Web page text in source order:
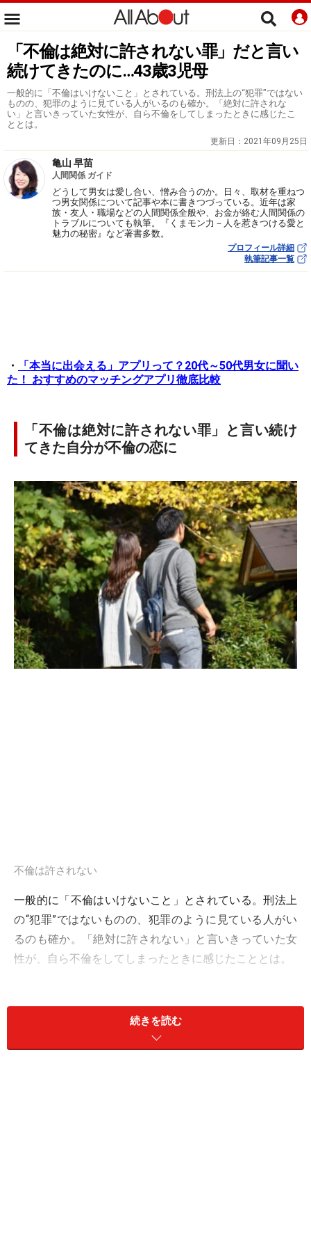
「不倫は絶対に許されない罪」だと言い
続けてきたのに…43歳3児母
一般的に「不倫はいけないこと」とされている。刑法上の“犯罪”ではない
ものの、犯罪のように見ている人がいるのも確か。「絶対に許されな
い」と言いきっていた女性が、自ら不倫をしてしまったときに感じたこ
ととは。
更新日： 2021年09月25日
亀山 早苗
人間関係 ガイド
どうして男女は愛し合い、憎み合うのか。日々、取材を重ねつ
つ男女関係について記事や本に書きつづっている。近年は家
族・友人・職場などの人間関係全般や、お金が絡む人間関係の
トラブルについても執筆。『くまモン力－人を惹きつける愛と
魅力の秘密』など著書多数。
プロフィール詳細
執筆記事一覧
・
「本当に出会える」アプリって？20代～50代男女に聞い
た！ おすすめのマッチングアプリ徹底比較
「不倫は絶対に許されない罪」と言い続け
てきた自分が不倫の恋に
不倫は許されない
一般的に「不倫はいけないこと」とされている。刑法上
の“犯罪”ではないものの、犯罪のように見ている人がい
るのも確か。「絶対に許されない」と言いきっていた女
性が、自ら不倫をしてしまったときに感じたこととは。
仕事をせざるを得なくなって
リカコさん（43歳）は、27歳のとき親戚から紹介された
続きを読む